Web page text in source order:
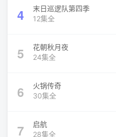
4
末日巡逻队第四季
12集全
5
花朝秋月夜
24集全
6
火锅传奇
30集全
7
启航
28集全